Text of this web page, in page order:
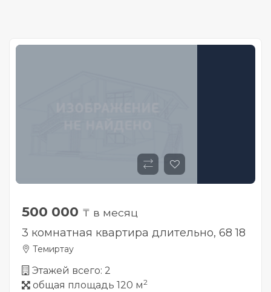
500 000 ₸ в месяц
3 комнатная квартира длительно, 68 18
Темиртау
Этажей всего: 2
общая площадь 120 м2